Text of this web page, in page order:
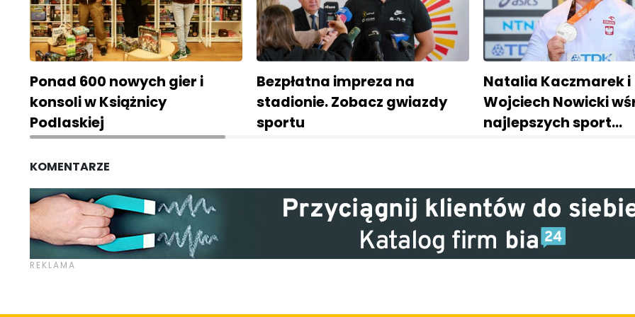
Ponad 600 nowych gier i
konsoli w Książnicy
Podlaskiej
Bezpłatna impreza na
stadionie. Zobacz gwiazdy
sportu
Natalia Kaczmarek i
Wojciech Nowicki
najlepszych sport…
KOMENTARZE